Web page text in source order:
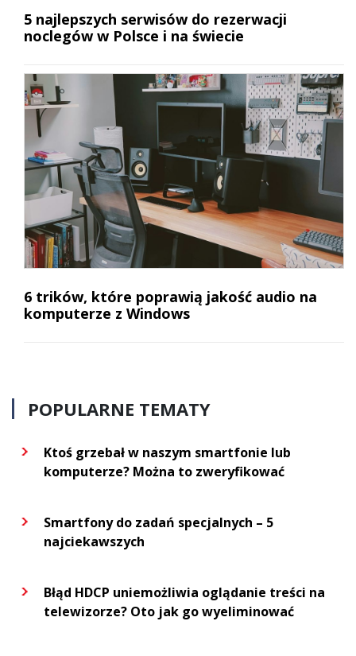
5 najlepszych serwisów do rezerwacji
noclegów w Polsce i na świecie
6 trików, które poprawią jakość audio na
komputerze z Windows
POPULARNE TEMATY
Ktoś grzebał w naszym smartfonie lub
komputerze? Można to zweryfikować
Smartfony do zadań specjalnych – 5
najciekawszych
Błąd HDCP uniemożliwia oglądanie treści na
telewizorze? Oto jak go wyeliminować